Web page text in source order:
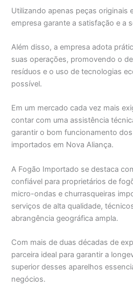
Utilizando apenas peças originais
empresa garante a satisfação e a
Além disso, a empresa adota
suas operações, promovendo o
resíduos e o uso de tecnologias
possível.
Em um mercado cada vez mais
contar com uma assistência
garantir o bom funcionamento
importados em Nova Aliança.
A Fogão Importado se destaca
confiável para proprietários de
micro-ondas e churrasqueiras
serviços de alta qualidade,
abrangência geográfica ampla.
Com mais de duas décadas de
parceira ideal para garantir a
superior desses aparelhos
negócios.